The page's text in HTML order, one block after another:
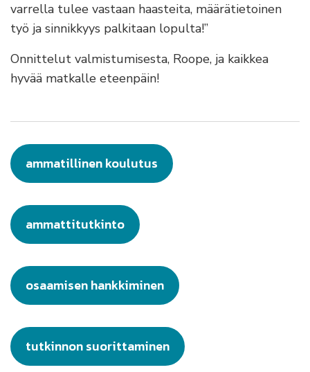
varrella tulee vastaan haasteita, määrätietoinen
työ ja sinnikkyys palkitaan lopulta!”
Onnittelut valmistumisesta, Roope, ja kaikkea
hyvää matkalle eteenpäin!
ammatillinen koulutus
ammattitutkinto
osaamisen hankkiminen
tutkinnon suorittaminen